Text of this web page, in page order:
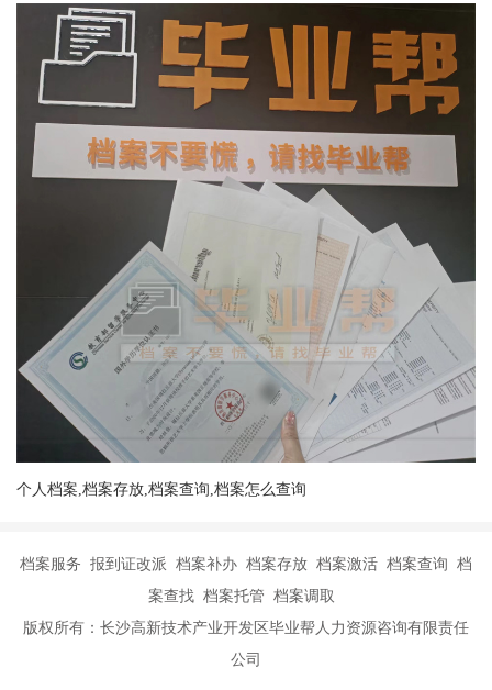
个人档案,档案存放,档案查询,档案怎么查询
档案服务 报到证改派 档案补办 档案存放 档案激活 档案查询 档
案查找 档案托管 档案调取
版权所有：长沙高新技术产业开发区毕业帮人力资源咨询有限责任
公司